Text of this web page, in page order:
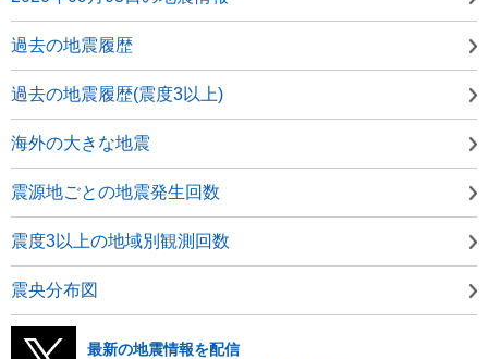
過去の地震履歴
過去の地震履歴(震度3以上)
海外の大きな地震
震源地ごとの地震発生回数
震度3以上の地域別観測回数
震央分布図
最新の地震情報を配信